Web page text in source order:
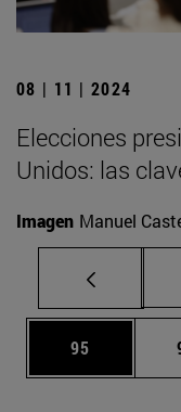
08 | 11 | 2024
Elecciones
Unidos: las
Imagen Manuel
Página
95